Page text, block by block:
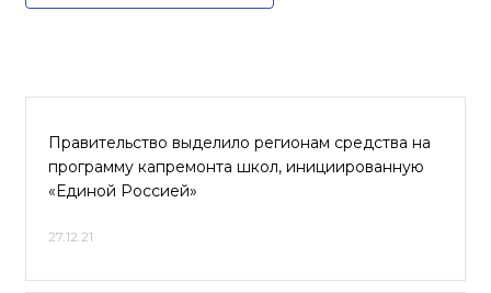
Правительство выделило регионам средства на
программу капремонта школ, инициированную
«Единой Россией»
27.12.21